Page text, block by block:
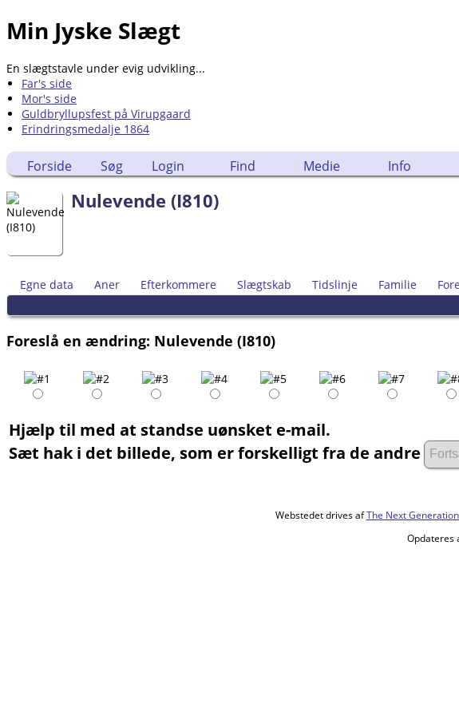
Min Jyske Slægt
En slægtstavle under evig udvikling...
Far's side
Mor's side
Guldbryllupsfest på Virupgaard
Erindringsmedalje 1864
Forside Søg Login Find Medie Info
Nulevende (I810)
Egne data Aner Efterkommere Slægtskab Tidslinje Familie
Foreslå en ændring: Nulevende (I810)
Hjælp til med at standse uønsket e-mail.
Sæt hak i det billede, som er forskelligt fra de andre
Webstedet drives afThe Next
Opdateres